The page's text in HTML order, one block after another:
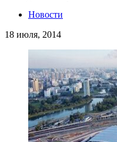
Новости
18 июля, 2014